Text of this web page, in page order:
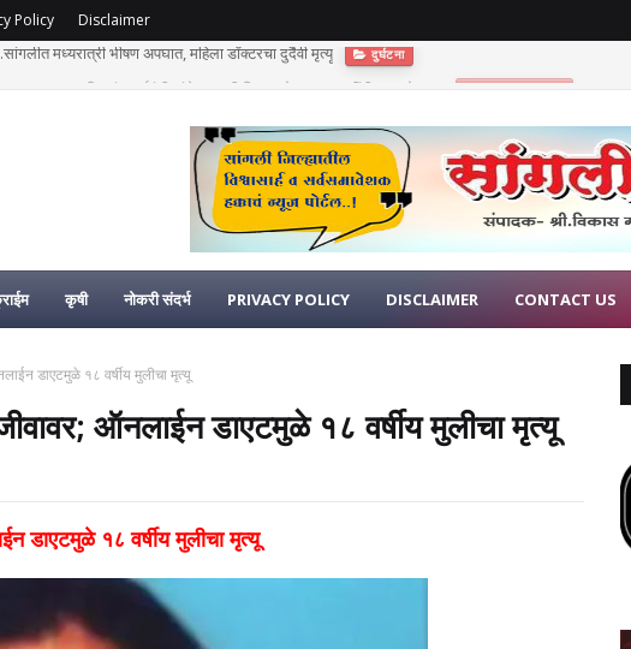
Policy Disclaimer
अक्षय विष्णुपंत सूर्यवंशी यांचे अकाली निधन; दोन लहान मुलींनी गमावले छत्र
कृषी नोकरी संदर्भ PRIVACY POLICY DISCLAIMER CONTACT US
डाएटमुळे १८ वर्षीय मुलीचा मृत्यू
ऑनलाईन डाएटमुळे १८ वर्षीय मुलीचा मृत्यू
डाएटमुळे १८ वर्षीय मुलीचा मृत्यू